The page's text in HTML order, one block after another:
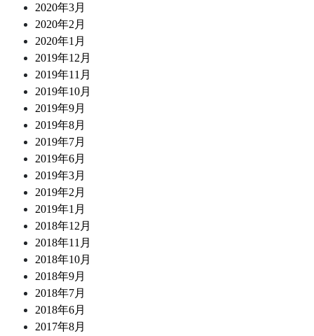
2020年3月
2020年2月
2020年1月
2019年12月
2019年11月
2019年10月
2019年9月
2019年8月
2019年7月
2019年6月
2019年3月
2019年2月
2019年1月
2018年12月
2018年11月
2018年10月
2018年9月
2018年7月
2018年6月
2017年8月